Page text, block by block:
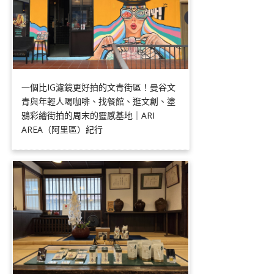
一個比IG濾鏡更好拍的文青街區！曼谷文
青與年輕人喝咖啡、找餐館、逛文創、塗
鴉彩繪街拍的周末的靈感基地｜ARI
AREA（阿里區）紀行